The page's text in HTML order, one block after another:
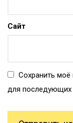
Сайт
Сохранить моё
для последующих